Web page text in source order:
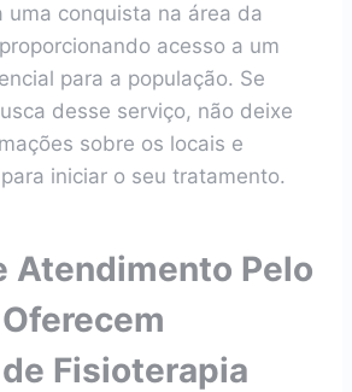
uma conquista na área da
acesso a um
para a população. Se
desse serviço, não deixe
sobre os locais e
iniciar o seu tratamento.
Atendimento Pelo
Fisioterapia